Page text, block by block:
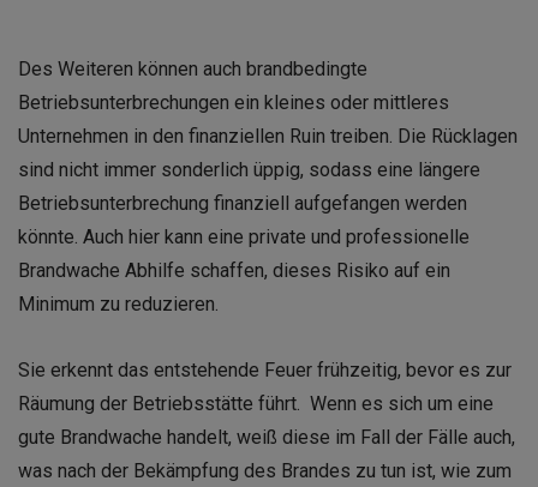
Des Weiteren können auch brandbedingte
Betriebsunterbrechungen ein kleines oder mittleres
Unternehmen in den finanziellen Ruin treiben. Die Rücklagen
sind nicht immer sonderlich üppig, sodass eine längere
Betriebsunterbrechung finanziell aufgefangen werden
könnte. Auch hier kann eine private und professionelle
Brandwache Abhilfe schaffen, dieses Risiko auf ein
Minimum zu reduzieren.
Sie erkennt das entstehende Feuer frühzeitig, bevor es zur
Räumung der Betriebsstätte führt. Wenn es sich um eine
gute Brandwache handelt, weiß diese im Fall der Fälle auch,
was nach der Bekämpfung des Brandes zu tun ist, wie zum